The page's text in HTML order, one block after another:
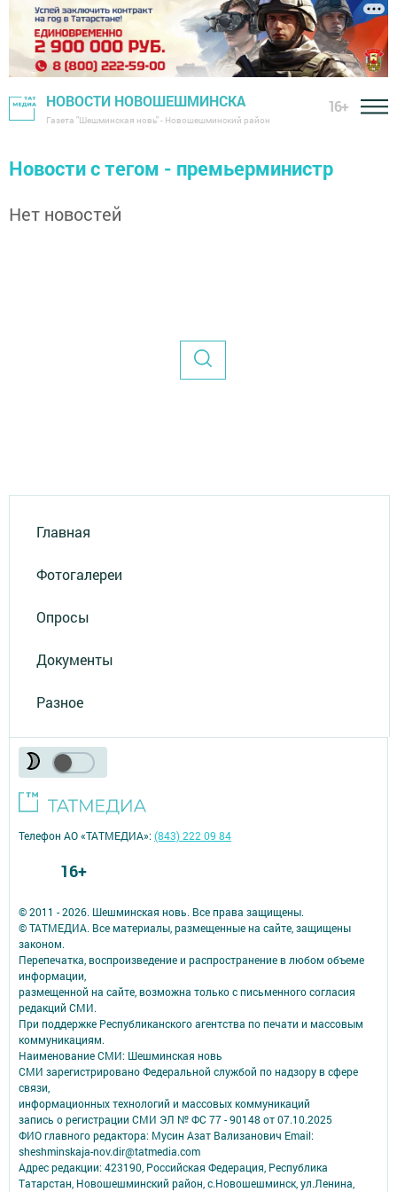
НОВОСТИ НОВОШЕШМИНСКА
Газета "Шешминская новь" - Новошешминский район
16+
Новости с тегом - премьерминистр
Нет новостей
Главная
Фотогалереи
Опросы
Документы
Разное
© 2011 - 2026. Шешминская новь. Все права защищены.
© ТАТМЕДИА. Все материалы, размещенные на сайте, защищены
законом.
Перепечатка, воспроизведение и распространение в любом объеме
информации,
размещенной на сайте, возможна только с письменного согласия
редакций СМИ.
При поддержке Республиканского агентства по печати и массовым
коммуникациям.
Наименование СМИ: Шешминская новь
СМИ зарегистрировано Федеральной службой по надзору в сфере
связи,
информационных технологий и массовых коммуникаций
запись о регистрации СМИ ЭЛ № ФС 77 - 90148 от 07.10.2025
ФИО главного редактора: Мусин Азат Вализанович Email:
sheshminskaja-nov.dir@tatmedia.com
Адрес редакции: 423190, Российская Федерация, Республика
Татарстан, Новошешминский район, с.Новошешминск, ул.Ленина,
Телефон АО «ТАТМЕДИА»:(843) 222 09 84
16+